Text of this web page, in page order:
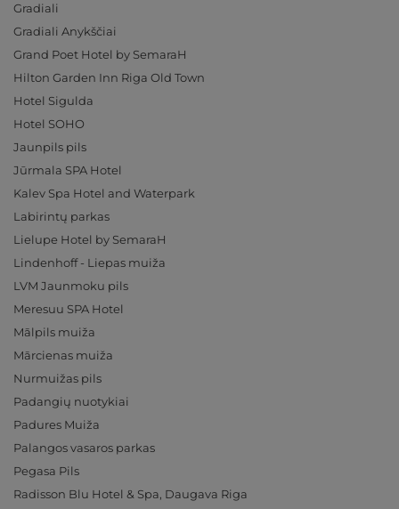
Gradiali
Gradiali Anykščiai
Grand Poet Hotel by SemaraH
Hilton Garden Inn Riga Old Town
Hotel Sigulda
Hotel SOHO
Jaunpils pils
Jūrmala SPA Hotel
Kalev Spa Hotel and Waterpark
Labirintų parkas
Lielupe Hotel by SemaraH
Lindenhoff - Liepas muiža
LVM Jaunmoku pils
Meresuu SPA Hotel
Mālpils muiža
Mārcienas muiža
Nurmuižas pils
Padangių nuotykiai
Padures Muiža
Palangos vasaros parkas
Pegasa Pils
Radisson Blu Hotel & Spa, Daugava Riga